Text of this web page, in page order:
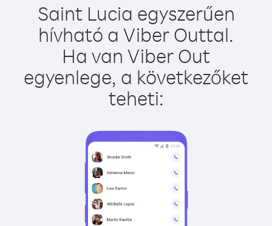
Saint Lucia egyszerűen
hívható a Viber Outtal.
Ha van Viber Out
egyenlege, a következőket
teheti: